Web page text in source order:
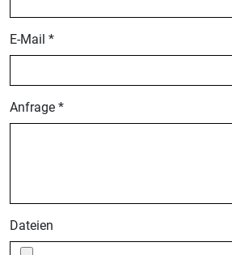
E-Mail *
Anfrage *
Dateien